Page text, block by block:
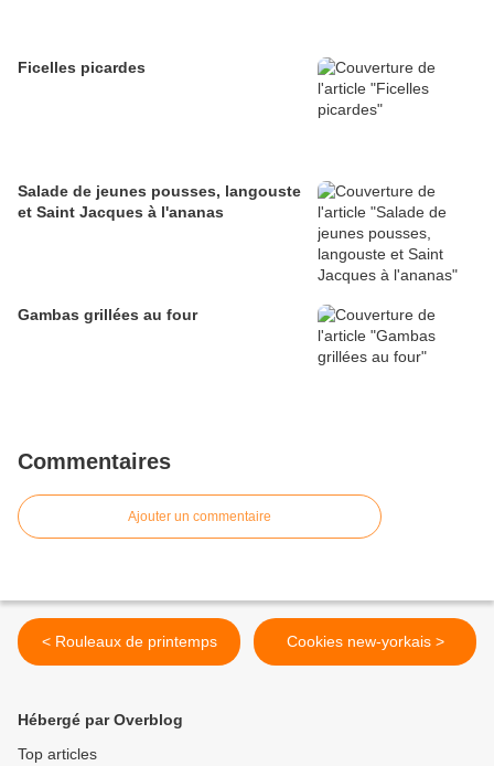
Ficelles picardes
Salade de jeunes pousses, langouste
et Saint Jacques à l'ananas
Gambas grillées au four
Commentaires
Ajouter un commentaire
< Rouleaux de printemps Cookies new-yorkais >
Hébergé par Overblog
Top articles